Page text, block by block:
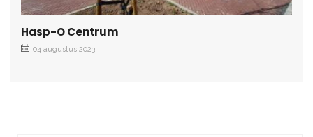
Hasp-O Centrum
04 augustus 2023